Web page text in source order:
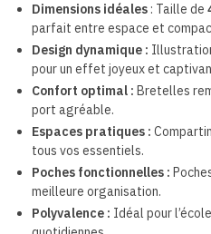
Dimensions idéales : Taille de
parfait entre espace et
Design dynamique :
pour un effet joyeux et
Confort optimal : Bretelles
port agréable.
Espaces pratiques :
tous vos essentiels.
Poches fonctionnelles :
meilleure organisation.
Polyvalence : Idéal pour